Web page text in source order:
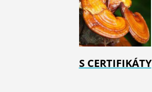
S CERTIFIKÁTY